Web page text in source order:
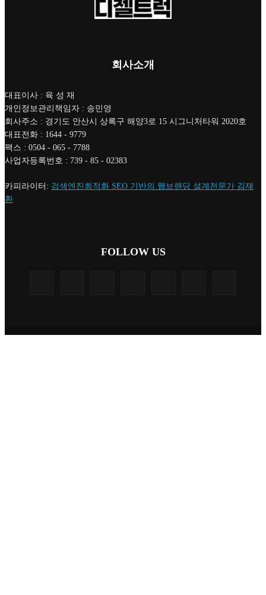
회사소개
대표이사 : 육 성 재
개인정보관리책임자 : 송민영
회사주소 : 경기도 안산시 상록구 해양3로 15 시그니처타워 2020호
대표전화 : 1644 - 9779
팩스 : 0504 - 065 - 7788
사업자등록번호 : 739 - 85 - 02383
카피라이터: 검색엔진최적화 SEO 기반의 웹브랜딩 설계전문가 김재
환
FOLLOW US